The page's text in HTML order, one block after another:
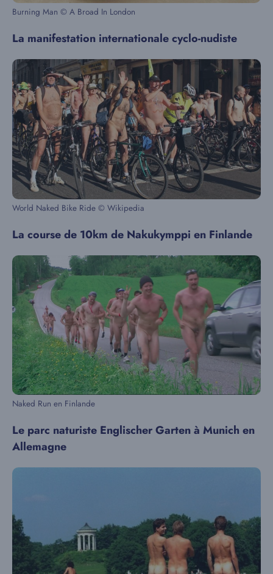
Burning Man © A Broad In London
La manifestation internationale cyclo-nudiste
World Naked Bike Ride © Wikipedia
La course de 10km de Nakukymppi en Finlande
Naked Run en Finlande
Le parc naturiste Englischer Garten à Munich en
Allemagne